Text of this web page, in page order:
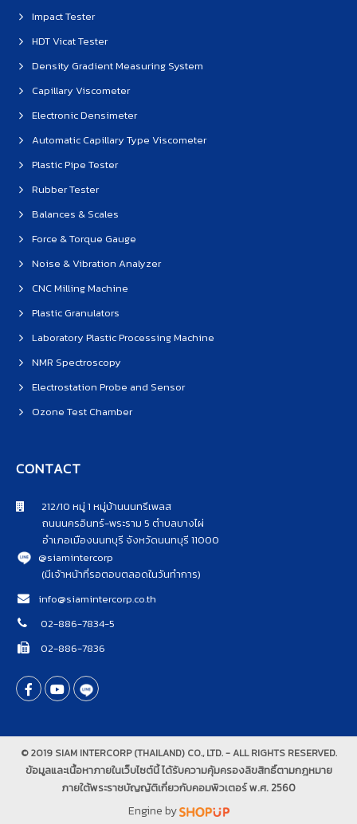
Impact Tester
HDT Vicat Tester
Density Gradient Measuring System
Capillary Viscometer
Electronic Densimeter
Automatic Capillary Type Viscometer
Plastic Pipe Tester
Rubber Tester
Balances & Scales
Force & Torque Gauge
Noise & Vibration Analyzer
CNC Milling Machine
Plastic Granulators
Laboratory Plastic Processing Machine
NMR Spectroscopy
Electrostation Probe and Sensor
Ozone Test Chamber
CONTACT
212/10 หมู่ 1 หมู่บ้านนนทรีเพลส
ถนนนครอินทร์-พระราม 5 ตำบลบางไผ่
อำเภอเมืองนนทบุรี จังหวัดนนทบุรี 11000
@siamintercorp
(มีเจ้าหน้าที่รอตอบตลอดในวันทำการ)
info@siamintercorp.co.th
02-886-7834-5
02-886-7836
© 2019 SIAM INTERCORP (THAILAND) CO., LTD. - ALL RIGHTS RESERVED.
ข้อมูลและเนื้อหาภายในเว็บไซต์นี้ ได้รับความคุ้มครองลิขสิทธิ์ตามกฎหมาย
ภายใต้พระราชบัญญัติเกี่ยวกับคอมพิวเตอร์ พ.ศ. 2560
Engine by